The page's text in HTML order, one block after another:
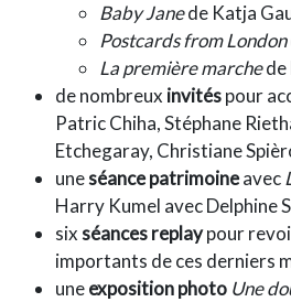
Baby Janede Katja
Postcards from London
La première marchede
de nombreux invitéspour
Patric Chiha, Stéphane
Etchegaray, Christiane
uneséance patrimoineavec
Harry Kumel avec Delphine
sixséances replaypour
importants de ces derniers
uneexposition photo Une